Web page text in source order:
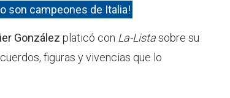
son campeones de Italia!
González platicó con La-Listasobre su
figuras y vivencias que lo